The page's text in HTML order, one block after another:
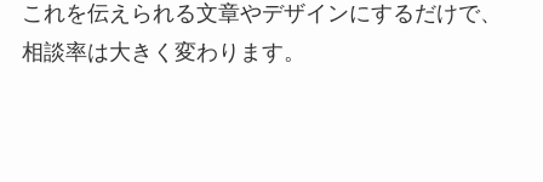
これを伝えられる文章やデザインにするだけで、
相談率は大きく変わります。